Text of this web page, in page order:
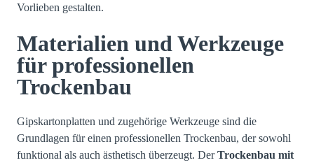
Vorlieben gestalten.
Materialien und Werkzeuge
für professionellen
Trockenbau
Gipskartonplatten und zugehörige Werkzeuge sind die
Grundlagen für einen professionellen Trockenbau, der sowohl
funktional als auch ästhetisch überzeugt. DerTrockenbau mit